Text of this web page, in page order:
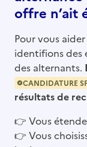
offre n’ait
Pour vous
identifions des
des alternants.
CANDIDATURE
résultats de
👉 Vous
👉 Vous